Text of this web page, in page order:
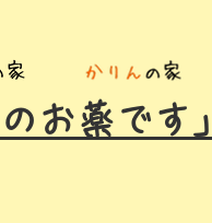
お薬です」